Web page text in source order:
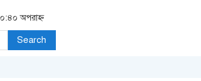
অপরাহ্ন
Search